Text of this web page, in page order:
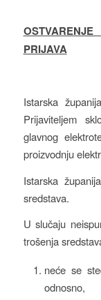
PRIJAVA
Istarska
Prijaviteljem
glavnog
proizvodnju
Istarska
sredstava.
U slučaju
trošenja
neće se
odnosno,